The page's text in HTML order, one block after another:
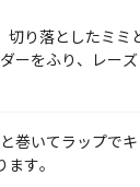
り落としたミミ
ーをふり、レー
巻いてラップで
す。